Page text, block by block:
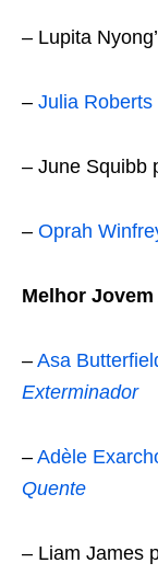
– Lupita
– Julia Roberts
– June Squibb
– Oprah
Melhor
– Asa
Exterminador
– Adèle
Quente
– Liam James